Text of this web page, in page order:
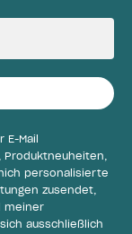
Mail
Produktneuheiten,
personalisierte
zusendet,
meiner
ausschließlich